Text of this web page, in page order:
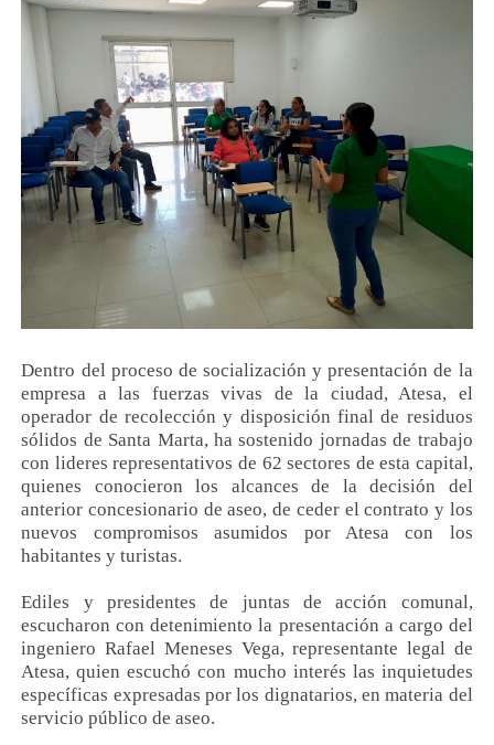
Dentro del proceso de socialización y presentación de la
empresa a las fuerzas vivas de la ciudad, Atesa, el
operador de recolección y disposición final de residuos
sólidos de Santa Marta, ha sostenido jornadas de trabajo
con lideres representativos de 62 sectores de esta capital,
quienes conocieron los alcances de la decisión del
anterior concesionario de aseo, de ceder el contrato y los
nuevos compromisos asumidos por Atesa con los
habitantes y turistas.
Ediles y presidentes de juntas de acción comunal,
escucharon con detenimiento la presentación a cargo del
ingeniero Rafael Meneses Vega, representante legal de
Atesa, quien escuchó con mucho interés las inquietudes
específicas expresadas por los dignatarios, en materia del
servicio público de aseo.